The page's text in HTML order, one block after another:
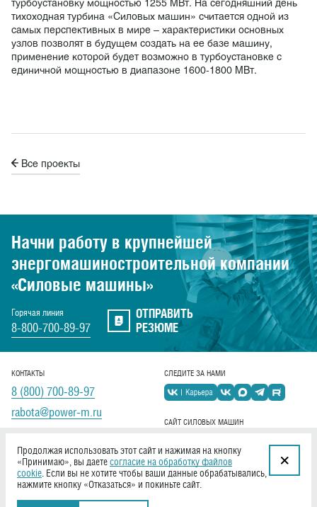
турбоустановку мощностью 1255 МВт. На сегодняшний день
тихоходная турбина «Силовых машин» считается одной из
самых перспективных в мире – характеристики основных
узлов позволят в будущем создать на ее базе машину,
применение которой будет возможно в турбоустановке с
единичной мощностью в диапазоне 1600-1800 МВт.
Все проекты
Начни работу в крупнейшей
энергомашиностроительнойкомпании
«Силовые машины»
Горячая линия
8-800-700-89-97
ОТПРАВИТЬ
РЕЗЮМЕ
КОНТАКТЫ
8 (800) 700-89-97
rabota@power-m.ru
СЛЕДИТЕ ЗА НАМИ
САЙТ СИЛОВЫХ МАШИН
Продолжая использовать этот сайт и нажимая на кнопку
«Принимаю», вы даетесогласие на обработку файлов
cookie . Если вы не хотите чтобы ваши данные обрабатывались,
нажмите кнопку «Отказаться» и покиньте сайт.